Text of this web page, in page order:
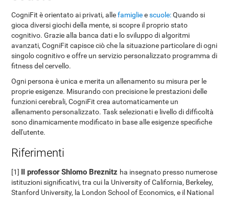
CogniFit è orientato ai privati, allefamiglieescuole:Quando si
gioca diversi giochi della mente, si scopre il proprio stato
cognitivo. Grazie alla banca dati e lo sviluppo di algoritmi
avanzati, CogniFit capisce ciò che la situazione particolare di ogni
singolo cognitivo e offre un servizio personalizzato programma di
fitness del cervello.
Ogni persona è unica e merita un allenamento su misura per le
proprie esigenze. Misurando con precisione le prestazioni delle
funzioni cerebrali, CogniFit crea automaticamente un
allenamento personalizzato. Task selezionati e livello di difficoltà
sono dinamicamente modificato in base alle esigenze specifiche
dell'utente.
Riferimenti
[1] Il professor Shlomo Breznitz ha insegnato presso numerose
istituzioni significativi, tra cui la University of California, Berkeley,
Stanford University, la London School of Economics, e il National